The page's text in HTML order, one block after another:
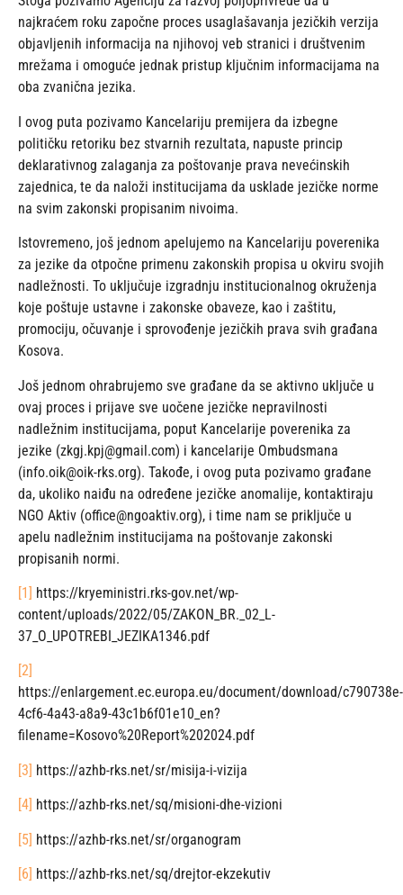
najkraćem roku započne proces usaglašavanja jezičkih verzija
objavljenih informacija na njihovoj veb stranici i društvenim
mrežama i omoguće jednak pristup ključnim informacijama na
oba zvanična jezika.
I ovog puta pozivamo Kancelariju premijera da izbegne
političku retoriku bez stvarnih rezultata, napuste princip
deklarativnog zalaganja za poštovanje prava nevećinskih
zajednica, te da naloži institucijama da usklade jezičke norme
na svim zakonski propisanim nivoima.
Istovremeno, još jednom apelujemo na Kancelariju poverenika
za jezike da otpočne primenu zakonskih propisa u okviru svojih
nadležnosti. To uključuje izgradnju institucionalnog okruženja
koje poštuje ustavne i zakonske obaveze, kao i zaštitu,
promociju, očuvanje i sprovođenje jezičkih prava svih građana
Kosova.
Još jednom ohrabrujemo sve građane da se aktivno uključe u
ovaj proces i prijave sve uočene jezičke nepravilnosti
nadležnim institucijama, poput Kancelarije poverenika za
jezike (zkgj.kpj@gmail.com) i kancelarije Ombudsmana
(info.oik@oik-rks.org). Takođe, i ovog puta pozivamo građane
da, ukoliko naiđu na određene jezičke anomalije, kontaktiraju
NGO Aktiv (office@ngoaktiv.org), i time nam se priključe u
apelu nadležnim institucijama na poštovanje zakonski
propisanih normi.
[1] https://kryeministri.rks-gov.net/wp-
content/uploads/2022/05/ZAKON_BR._02_L-
37_O_UPOTREBI_JEZIKA1346.pdf
[2]
https://enlargement.ec.europa.eu/document/download/c790738e-
4cf6-4a43-a8a9-43c1b6f01e10_en?
filename=Kosovo%20Report%202024.pdf
[3] https://azhb-rks.net/sr/misija-i-vizija
[4] https://azhb-rks.net/sq/misioni-dhe-vizioni
[5] https://azhb-rks.net/sr/organogram
[6] https://azhb-rks.net/sq/drejtor-ekzekutiv